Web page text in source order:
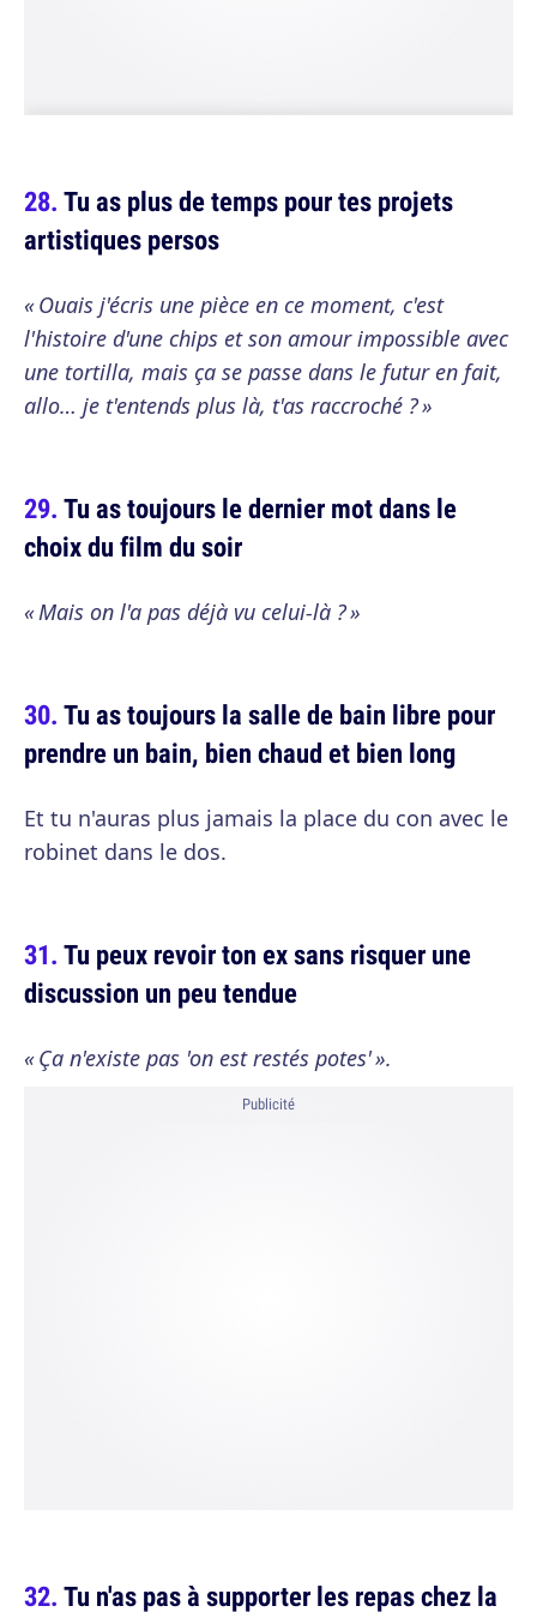
Tu as plus de temps pour tes projets
artistiques persos
« Ouais j'écris une pièce en ce moment, c'est
l'histoire d'une chips et son amour impossible avec
une tortilla, mais ça se passe dans le futur en fait,
allo… je t'entends plus là, t'as raccroché ? »
Tu as toujours le dernier mot dans le
choix du film du soir
« Mais on l'a pas déjà vu celui-là ? »
Tu as toujours la salle de bain libre pour
prendre un bain, bien chaud et bien long
Et tu n'auras plus jamais la place du con avec le
robinet dans le dos.
Tu peux revoir ton ex sans risquer une
discussion un peu tendue
« Ça n'existe pas 'on est restés potes' ».
Publicité
Tu n'as pas à supporter les repas chez la